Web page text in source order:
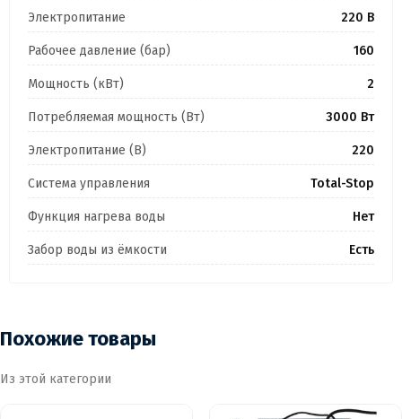
Электропитание 220 В
Рабочее давление (бар) 160
Мощность (кВт) 2
Потребляемая мощность (Вт) 3000 Вт
Электропитание (В) 220
Система управления Total-Stop
Функция нагрева воды Нет
Забор воды из ёмкости Есть
Похожие товары
Из этой категории